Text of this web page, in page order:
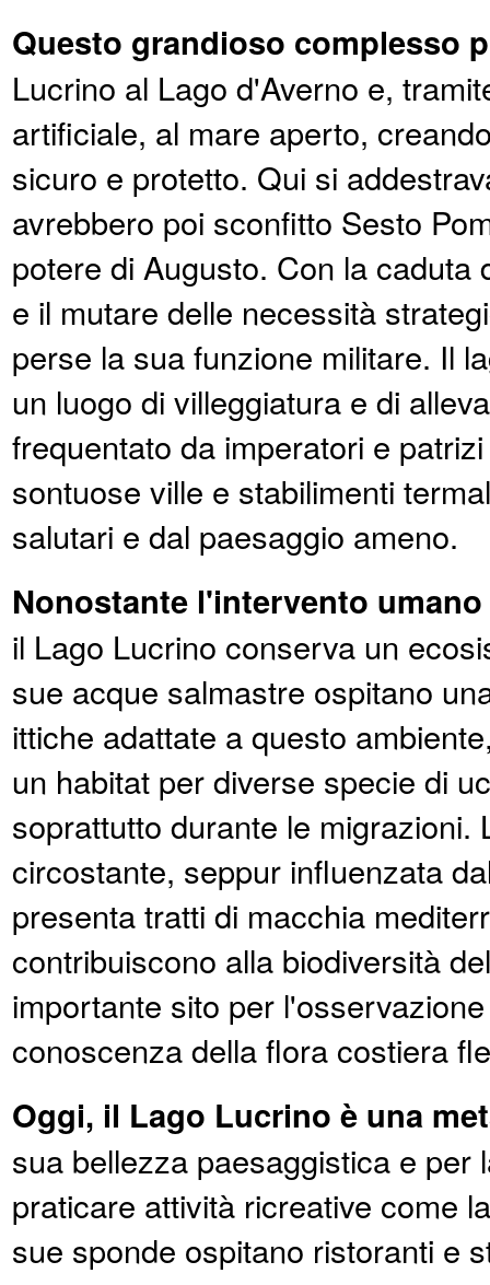
Questo grandioso complesso
Lucrino al Lago d'Averno e,
artificiale, al mare aperto,
sicuro e protetto. Qui si
avrebbero poi sconfitto Sesto
potere di Augusto. Con la caduta
e il mutare delle necessità
perse la sua funzione militare. Il
un luogo di villeggiatura e di
frequentato da imperatori e
sontuose ville e stabilimenti
salutari e dal paesaggio ameno.
Nonostante l'intervento umano
il Lago Lucrino conserva un
sue acque salmastre ospitano
ittiche adattate a questo
un habitat per diverse specie di
soprattutto durante le migrazioni.
circostante, seppur influenzata
presenta tratti di macchia
contribuiscono alla biodiversità
importante sito per
conoscenza della flora costiera
Oggi, il Lago Lucrino è una
sua bellezza paesaggistica e per
praticare attività ricreative come
sue sponde ospitano ristoranti e